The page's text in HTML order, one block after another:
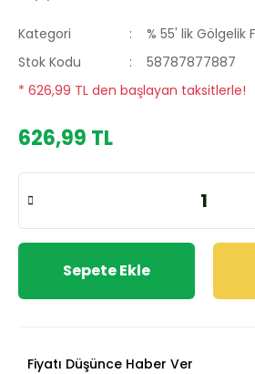
Kategori
% 55' lik Gölgelik
Stok Kodu
58787877887
* 626,99 TL den başlayan taksitlerle!
626,99 TL
Sepete Ekle
Fiyatı Düşünce Haber Ver